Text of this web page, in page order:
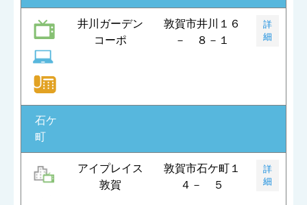
井川ガーデン
コーポ
敦賀市井川１６
－ ８－１
詳
細
石ケ
町
アイプレイス
敦賀
敦賀市石ケ町１
４－ ５
詳
細